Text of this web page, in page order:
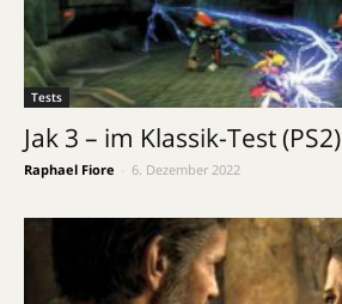
Tests
Jak 3 – im Klassik-Test (PS2)
Raphael Fiore 6. Dezember 2022